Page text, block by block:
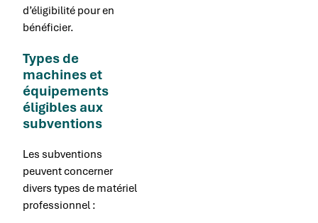
d’éligibilité pour en
bénéficier.
Types de
machines et
équipements
éligibles aux
subventions
Les subventions
peuvent concerner
divers types de matériel
professionnel :